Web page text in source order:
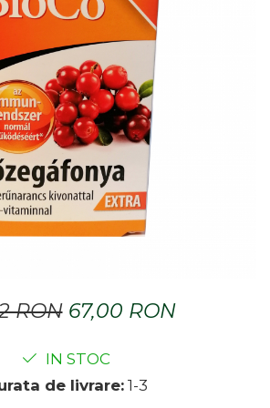
RON 67,00 RON
IN STOC
de livrare:1-3